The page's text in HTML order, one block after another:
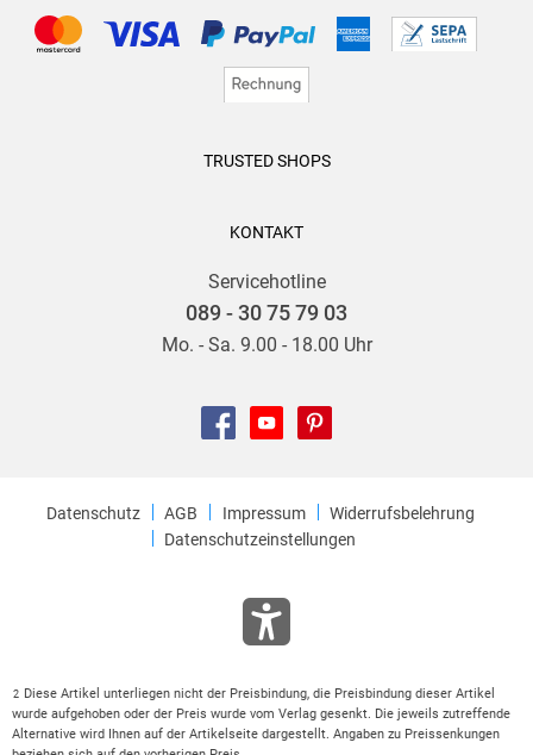
TRUSTED SHOPS
KONTAKT
Servicehotline
089 - 30 75 79 03
Mo. - Sa. 9.00 - 18.00 Uhr
Datenschutz AGB Impressum
Widerrufsbelehrung
Datenschutzeinstellungen
2
Diese Artikel unterliegen nicht der Preisbindung, die Preisbindung dieser Artikel
wurde aufgehoben oder der Preis wurde vom Verlag gesenkt. Die jeweils zutreffende
Alternative wird Ihnen auf der Artikelseite dargestellt. Angaben zu Preissenkungen